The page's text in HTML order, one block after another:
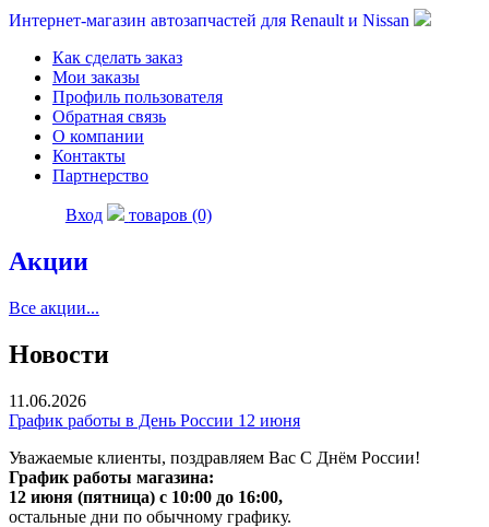
Интернет-магазин автозапчастей для Renault и Nissan
Как сделать заказ
Мои заказы
Профиль пользователя
Обратная связь
О компании
Контакты
Партнерство
Вход товаров (0)
Акции
Все акции...
Новости
11.06.2026
График работы в День России 12 июня
Уважаемые клиенты, поздравляем Вас С Днём России!
График работы магазина:
12 июня (пятница) с 10:00 до 16:00,
остальные дни по обычному графику.